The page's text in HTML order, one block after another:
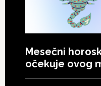
Mesečni
očekuje ovog